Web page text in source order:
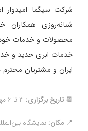
شرکت سیگما
شبانه‌روزی همکاران
محصولات و خدمات
خدمات ابری جدید و
ایران و مشتریان محترم
📆 تاریخ برگزاری:
📍 مکان: نمایشگاه